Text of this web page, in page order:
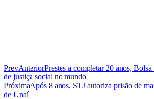
PrevAnteriorPrestes a completar 20 anos,
de justiça social no mundo
PróximaApós 8 anos, STJ autoriza prisão de
de Unaí